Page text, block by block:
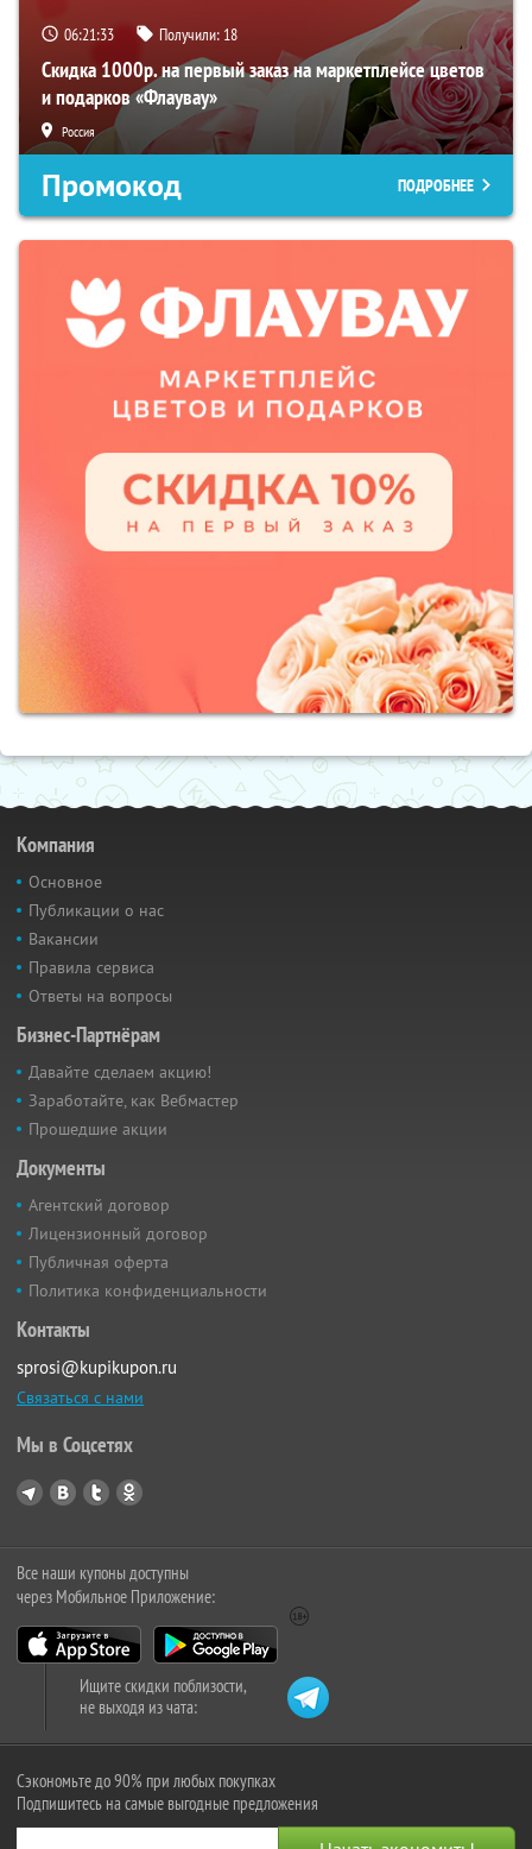
06:21:33 Получили: 18
Скидка 1000р. на первый заказ на маркетплейсе цветов
и подарков «Флаувау»
Россия
Промокод ПОДРОБНЕЕ
Компания
Основное
Публикации о нас
Вакансии
Правила сервиса
Ответы на вопросы
Бизнес-Партнёрам
Давайте сделаем акцию!
Заработайте, как Вебмастер
Прошедшие акции
Документы
Агентский договор
Лицензионный договор
Публичная оферта
Политика конфиденциальности
Контакты
sprosi@kupikupon.ru
Связаться с нами
Мы в Соцсетях
Все наши купоны доступны
через Мобильное Приложение:
Ищите скидки поблизости,
не выходя из чата:
Сэкономьте до 90% при любых покупках
Подпишитесь на самые выгодные предложения